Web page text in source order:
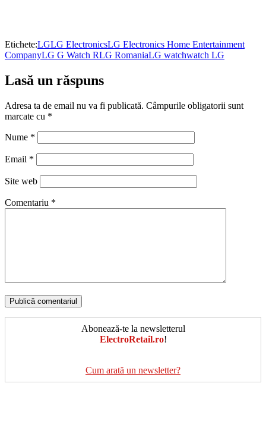
Etichete:LGLG ElectronicsLG Electronics Home Entertainment
CompanyLG G Watch RLG RomaniaLG watchwatch LG
Lasă un răspuns
Adresa ta de email nu va fi publicată. Câmpurile obligatorii sunt
marcate cu *
Nume *
Email *
Site web
Comentariu *
Abonează-te la newsletterul
ElectroRetail.ro!
Cum arată un newsletter?